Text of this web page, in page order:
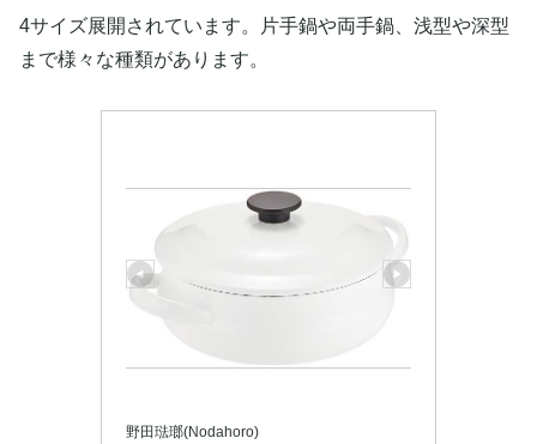
4サイズ展開されています。片手鍋や両手鍋、浅型や深型
まで様々な種類があります。
野田琺瑯(Nodahoro)